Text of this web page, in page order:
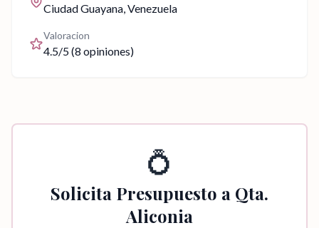
Ciudad Guayana, Venezuela
Valoracion
4.5/5 (8 opiniones)
💍
Solicita Presupuesto a Qta.
Aliconia